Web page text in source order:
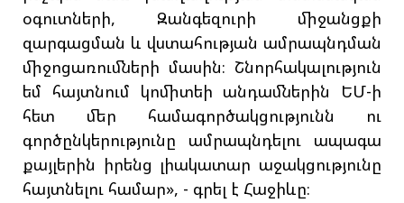
օգուտների, Զանգեզուրի միջանցքի
զարգացման և վստահության ամրապնդման
միջոցառումների մասին։ Շնորհակալություն
եմ հայտնում կոմիտեի անդամներին ԵՄ-ի
հետ մեր համագործակցությունն ու
գործընկերությունը ամրապնդելու ապագա
քայլերին իրենց լիակատար աջակցությունը
հայտնելու համար», - գրել է Հաջիևը։